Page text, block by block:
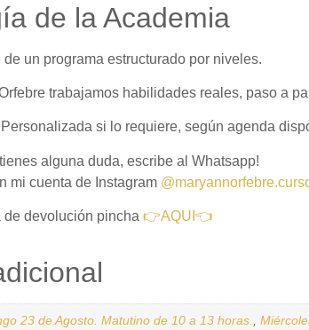
de la Academia
un programa estructurado por niveles.
trabajamos habilidades reales, paso a
si lo requiere, según agenda
alguna duda, escribe al Whatsapp!
mi cuenta de Instagram
de devolución pincha 👉AQUI👈
23 de Agosto. Matutino de 10 a 13 horas.